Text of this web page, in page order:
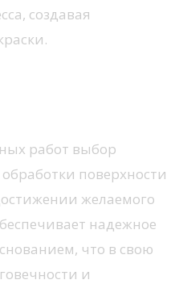
создавая
работ выбор
поверхности
желаемого
надежное
что в свою
и